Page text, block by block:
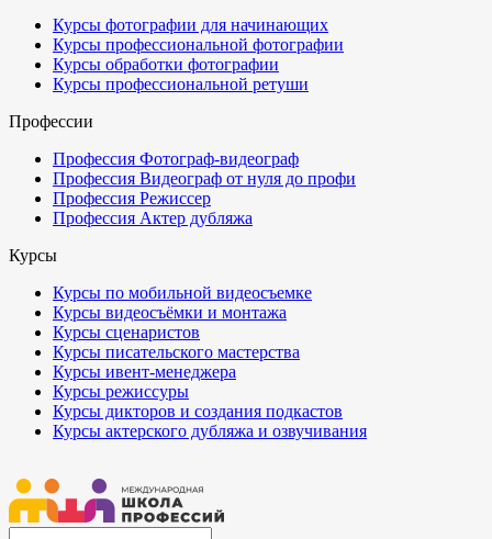
Курсы фотографии для начинающих
Курсы профессиональной фотографии
Курсы обработки фотографии
Курсы профессиональной ретуши
Профессии
Профессия Фотограф-видеограф
Профессия Видеограф от нуля до профи
Профессия Режиссер
Профессия Актер дубляжа
Курсы
Курсы по мобильной видеосъемке
Курсы видеосъёмки и монтажа
Курсы сценаристов
Курсы писательского мастерства
Курсы ивент-менеджера
Курсы режиссуры
Курсы дикторов и создания подкастов
Курсы актерского дубляжа и озвучивания